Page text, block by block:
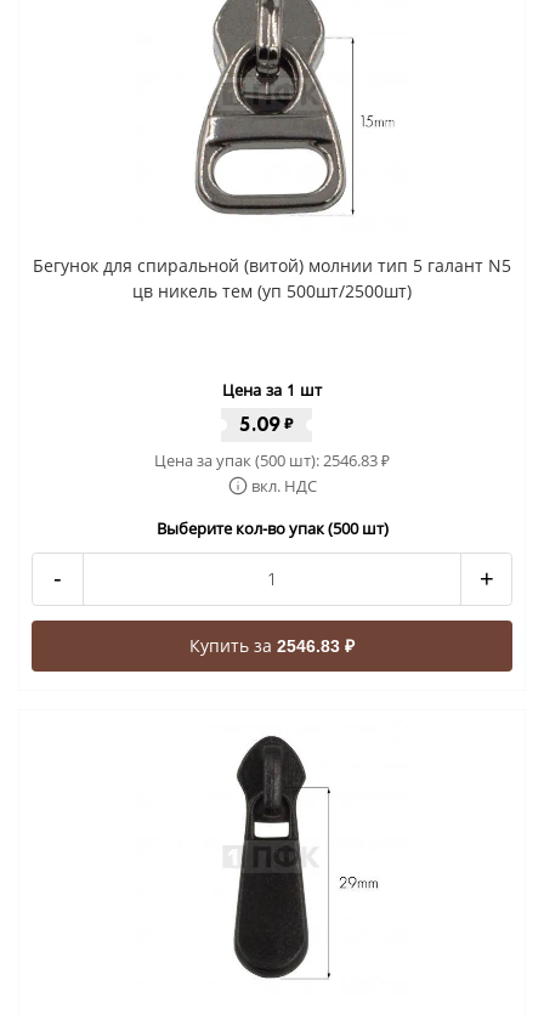
Бегунок для спиральной (витой) молнии тип 5 галант N5
цв никель тем (уп 500шт/2500шт)
Цена за 1 шт
5.09 ₽
Цена за упак (500 шт): 2546.83₽
вкл. НДС
Выберите кол-во упак (500 шт)
- +
Купить за 2546.83 ₽